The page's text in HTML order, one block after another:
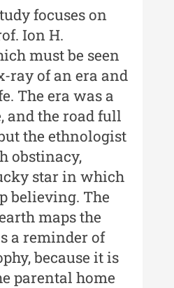
al Muzeului
Neculce” al
a Moldovei -
Neculce” al
a Moldovei -
Neculce” al
a Moldovei -
Etnografic al
focuses on
Ion H.
must be seen
ray of an era and
The era was a
and the road full
the ethnologist
obstinacy,
star in which
believing. The
maps the
a reminder of
because it is
parental home